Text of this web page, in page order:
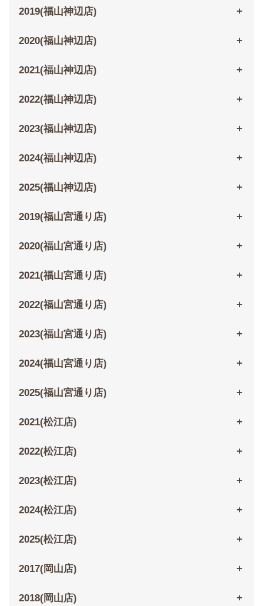
2019(福山神辺店)
2020(福山神辺店)
2021(福山神辺店)
2022(福山神辺店)
2023(福山神辺店)
2024(福山神辺店)
2025(福山神辺店)
2019(福山宮通り店)
2020(福山宮通り店)
2021(福山宮通り店)
2022(福山宮通り店)
2023(福山宮通り店)
2024(福山宮通り店)
2025(福山宮通り店)
2021(松江店)
2022(松江店)
2023(松江店)
2024(松江店)
2025(松江店)
2017(岡山店)
2018(岡山店)